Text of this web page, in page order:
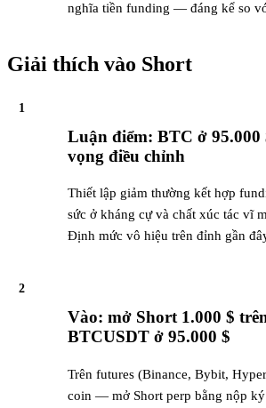
nghĩa tiền funding — đáng kể so
Giải thích vào Short
1
Luận điểm: BTC ở 95.000
vọng điều chỉnh
Thiết lập giảm thường kết hợp
sức ở kháng cự và chất xúc tác vĩ
Định mức vô hiệu trên đỉnh gần
2
Vào: mở Short 1.000 $
BTCUSDT ở 95.000 $
Trên futures (Binance, Bybit,
coin — mở Short perp bằng nộp